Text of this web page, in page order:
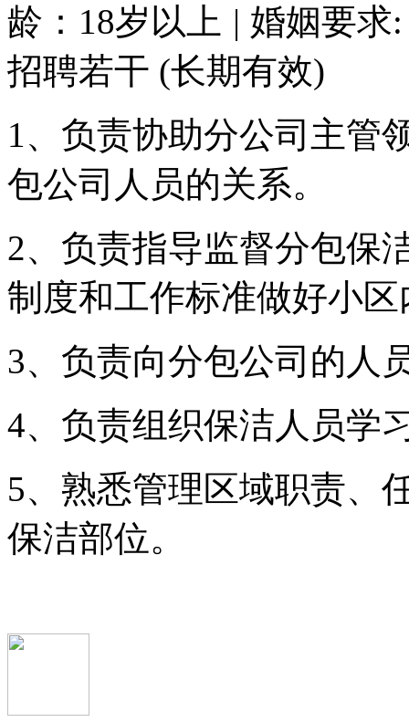
龄：18岁以上 | 婚姻要求
招聘若干 (长期有效)
1、负责协助分公司主管
包公司人员的关系。
2、负责指导监督分包保
制度和工作标准做好小
3、负责向分包公司的人
4、负责组织保洁人员学
5、熟悉管理区域职责、
保洁部位。